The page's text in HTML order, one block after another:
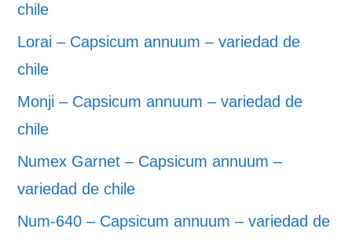
chile
Lorai – Capsicum annuum – variedad de
chile
Monji – Capsicum annuum – variedad de
chile
Numex Garnet – Capsicum annuum –
variedad de chile
Num-640 – Capsicum annuum – variedad de